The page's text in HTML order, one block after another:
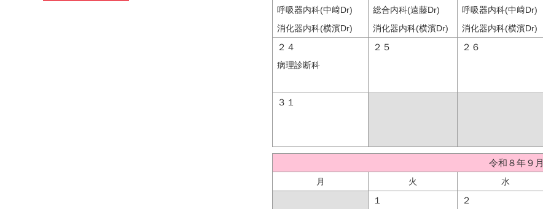
呼吸器内科(中﨑Dr)
消化器内科(横濱Dr)
総合内科(遠藤Dr)
消化器内科(横濱Dr)
呼吸器内科(中﨑Dr)
消化器内科(横濱Dr)
２４
病理診断科
２５ ２６
３１
令和８年９月
月 火 水
１ ２